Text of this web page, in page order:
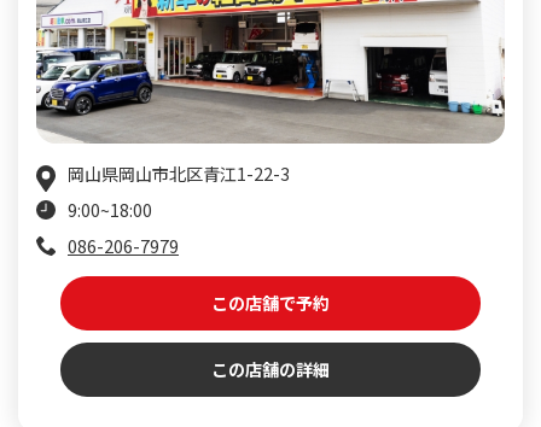
岡山県岡山市北区青江1-22-3
9:00~18:00
086-206-7979
この店舗で予約
この店舗の詳細